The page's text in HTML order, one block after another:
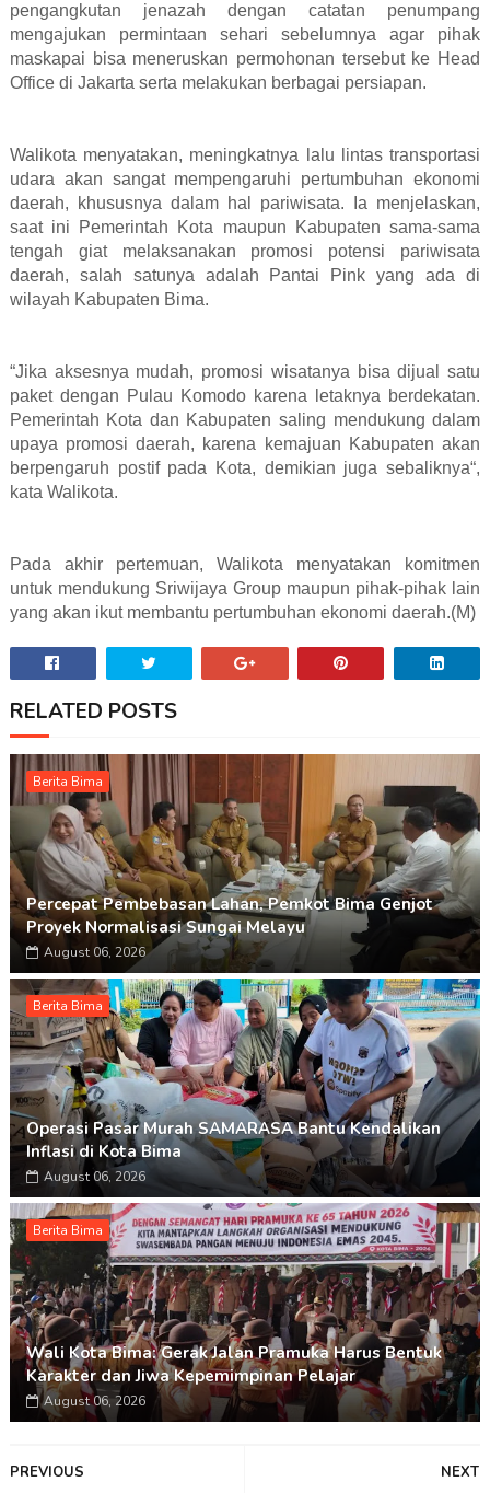
pengangkutan jenazah dengan catatan penumpang
mengajukan permintaan sehari sebelumnya agar pihak
maskapai bisa meneruskan permohonan tersebut ke Head
Office di Jakarta serta melakukan berbagai persiapan.
Walikota menyatakan, meningkatnya lalu lintas transportasi
udara akan sangat mempengaruhi pertumbuhan ekonomi
daerah, khususnya dalam hal pariwisata. Ia menjelaskan,
saat ini Pemerintah Kota maupun Kabupaten sama-sama
tengah giat melaksanakan promosi potensi pariwisata
daerah, salah satunya adalah Pantai Pink yang ada di
wilayah Kabupaten Bima.
“Jika aksesnya mudah, promosi wisatanya bisa dijual satu
paket dengan Pulau Komodo karena letaknya berdekatan.
Pemerintah Kota dan Kabupaten saling mendukung dalam
upaya promosi daerah, karena kemajuan Kabupaten akan
berpengaruh postif pada Kota, demikian juga sebaliknya“,
kata Walikota.
Pada akhir pertemuan, Walikota menyatakan komitmen
untuk mendukung Sriwijaya Group maupun pihak-pihak lain
yang akan ikut membantu pertumbuhan ekonomi daerah.(M)
RELATED POSTS
Berita Bima
Percepat Pembebasan Lahan, Pemkot Bima Genjot
Proyek Normalisasi Sungai Melayu
August 06, 2026
Berita Bima
Operasi Pasar Murah SAMARASA Bantu Kendalikan
Inflasi di Kota Bima
August 06, 2026
Berita Bima
Wali Kota Bima: Gerak Jalan Pramuka Harus Bentuk
Karakter dan Jiwa Kepemimpinan Pelajar
August 06, 2026
NEXT
PREVIOUS